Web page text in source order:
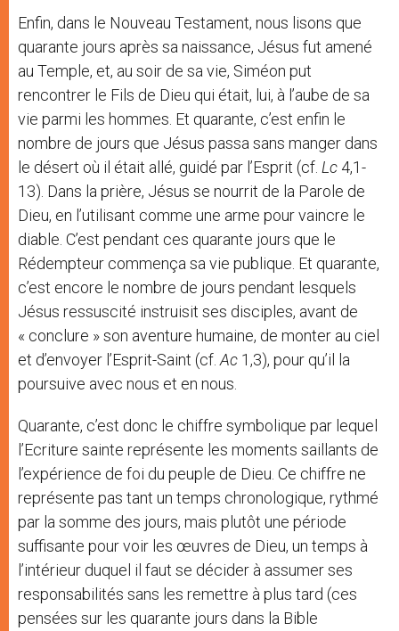
Enfin, dans le Nouveau Testament, nous lisons que
quarante jours après sa naissance, Jésus fut amené
au Temple, et, au soir de sa vie, Siméon put
rencontrer le Fils de Dieu qui était, lui, à l’aube de sa
vie parmi les hommes. Et quarante, c’est enfin le
nombre de jours que Jésus passa sans manger dans
le désert où il était allé, guidé par l’Esprit (cf. Lc 4,1-
13). Dans la prière, Jésus se nourrit de la Parole de
Dieu, en l’utilisant comme une arme pour vaincre le
diable. C’est pendant ces quarante jours que le
Rédempteur commença sa vie publique. Et quarante,
c’est encore le nombre de jours pendant lesquels
Jésus ressuscité instruisit ses disciples, avant de
« conclure » son aventure humaine, de monter au ciel
et d’envoyer l’Esprit-Saint (cf. Ac 1,3), pour qu’il la
poursuive avec nous et en nous.
Quarante, c’est donc le chiffre symbolique par lequel
l’Ecriture sainte représente les moments saillants de
l’expérience de foi du peuple de Dieu. Ce chiffre ne
représente pas tant un temps chronologique, rythmé
par la somme des jours, mais plutôt une période
suffisante pour voir les œuvres de Dieu, un temps à
l’intérieur duquel il faut se décider à assumer ses
responsabilités sans les remettre à plus tard (ces
pensées sur les quarante jours dans la Bible